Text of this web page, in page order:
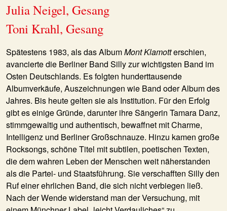
Julia Neigel, Gesang
Toni Krahl, Gesang
Spätestens 1983, als das AlbumMont Klamotterschien,
avancierte die Berliner Band Sillyzur wichtigsten Band im
Osten Deutschlands. Es folgten hunderttausende
Albumverkäufe, Auszeichnungen wie Band oder Album des
Jahres. Bis heute gelten sie als Institution. Für den Erfolg
gibt es einige Gründe, darunter ihre Sängerin Tamara Danz,
stimmgewaltig und authentisch, bewaffnet mit Charme,
Intelligenz und Berliner Großschnauze. Hinzu kamen große
Rocksongs, schöne Titel mit subtilen, poetischen Texten,
die dem wahren Leben der Menschen weit näherstanden
als die Partei- und Staatsführung. Sie verschafften Silly den
Ruf einer ehrlichen Band, die sich nicht verbiegen ließ.
Nach der Wende widerstand man der Versuchung, mit